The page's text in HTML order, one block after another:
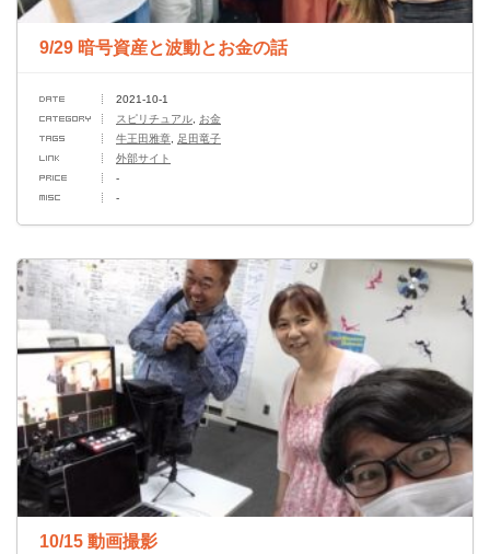
9/29 暗号資産と波動とお金の話
2021-10-1
スピリチュアル, お金
牛王田雅章, 足田竜子
外部サイト
-
-
10/15 動画撮影